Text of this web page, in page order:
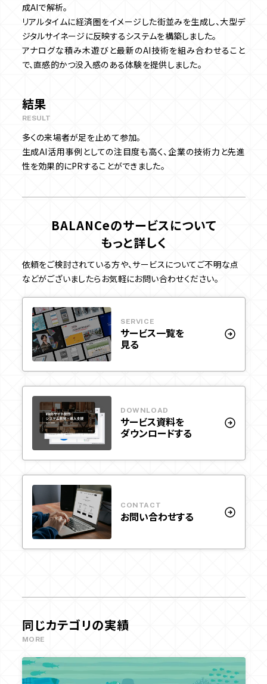
成AIで解析。
リアルタイムに経済圏をイメージした街並みを生成し、大型デ
ジタルサイネージに反映するシステムを構築しました。
アナログな積み木遊びと最新のAI技術を組み合わせること
で、直感的かつ没入感のある体験を提供しました。
結果
RESULT
多くの来場者が足を止めて参加。
生成AI活用事例としての注目度も高く、企業の技術力と先進
性を効果的にPRすることができました。
BALANCeのサービスについて
もっと詳しく
依頼をご検討されている方や、サービスについてご不明な点
などがございましたらお気軽にお問い合わせください。
SERVICE
サービス一覧を
見る
DOWNLOAD
サービス資料を
ダウンロードする
CONTACT
お問い合わせする
同じカテゴリの実績
MORE